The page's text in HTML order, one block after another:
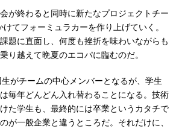
が終わると同時に新たなプロジェクトチー
けてフォーミュラカーを作り上げていく。
題に直面し、何度も挫折を味わいながらも
り越えて晩夏のエコパに臨むのだ。
がチームの中心メンバーとなるが、学生
毎年どんどん入れ替わることになる。技術
た学生も、最終的には卒業というカタチで
が一般企業と違うところだ。それだけに、